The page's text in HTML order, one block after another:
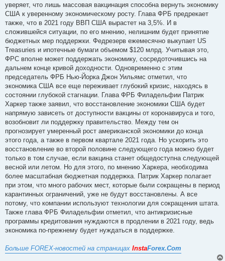
уверяет, что лишь массовая вакцинация способна вернуть экономику
США к уверенному экономическому росту. Глава ФРБ предрекает
также, что в 2021 году ВВП США вырастет на 3,5%. И в
сложившейся ситуации, по его мнению, нелишним будет принятие
бюджетных мер поддержки. Федрезерв ежемесячно выкупает US
Treasuries и ипотечные бумаги объемом $120 млрд. Учитывая это,
ФРС вполне может поддержать экономику, сосредоточившись на
дальнем конце кривой доходности. Одновременно с этим
председатель ФРБ Нью-Йорка Джон Уильямс отметил, что
экономика США все еще переживает глубокий кризис, находясь в
состоянии глубокой стагнации. Глава ФРБ Филадельфии Патрик
Харкер также заявил, что восстановление экономики США будет
напрямую зависеть от доступности вакцины от коронавируса и того,
возобновит ли поддержку правительство. Между тем он
прогнозирует умеренный рост американской экономики до конца
этого года, а также в первом квартале 2021 года. Но ускорить это
восстановление во второй половине следующего года можно будет
только в том случае, если вакцина станет общедоступна следующей
весной или летом. Но для этого, по мнению Харкера, необходима
более масштабная бюджетная поддержка. Патрик Харкер полагает
при этом, что много рабочих мест, которые были сокращены в период
карантинных ограничений, уже не будут восстановлены. А все
потому, что компании используют технологии для сокращения штата.
Также глава ФРБ Филадельфии отметил, что антикризисные
программы кредитования нуждаются в продлении в 2021 году, ведь
экономика по-прежнему будет нуждаться в поддержке.
Больше FOREX-новостей на страницах InstaForex.Com